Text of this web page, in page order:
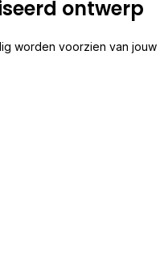
ontwerp
worden voorzien van jouw